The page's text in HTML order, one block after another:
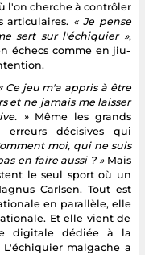
l'on cherche à contrôler
articulaires. « Je pense
sert sur l'échiquier »,
échecs comme en jiu-
Ce jeu m'a appris à être
et ne jamais me laisser
» Même les grands
décisives qui
moi, qui ne suis
en faire aussi ? »Mais
le seul sport où un
Carlsen. Tout est
en parallèle, elle
Et elle vient de
digitale dédiée à la
L'échiquier malgache a